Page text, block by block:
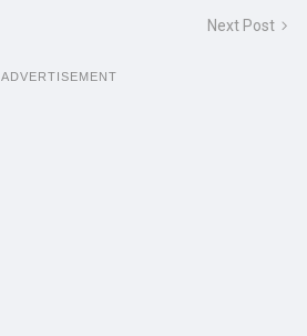
Next Post
ADVERTISEMENT